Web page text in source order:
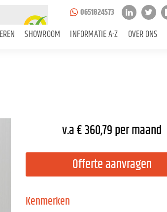
0651824573
SHOWROOM INFORMATIE A-Z OVER ONS
v.a € 360,79 per maand
Offerte aanvragen
Kenmerken